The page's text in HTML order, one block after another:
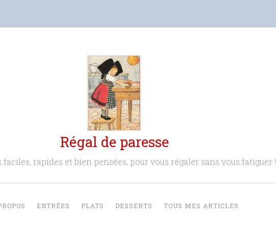
Régal de paresse
faciles, rapides et bien pensées, pour vous régaler sans vous fatiguer !
ENTRÉES PLATS DESSERTS TOUS MES ARTICLES